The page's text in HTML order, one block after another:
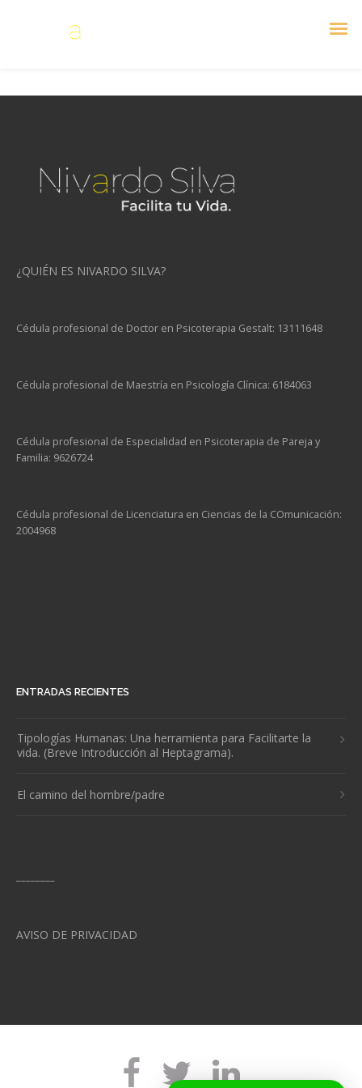
¿QUIÉN ES NIVARDO SILVA?
Cédula profesional de Doctor en Psicoterapia Gestalt: 13111648
Cédula profesional de Maestría en Psicología Clínica: 6184063
Cédula profesional de Especialidad en Psicoterapia de Pareja y
Familia: 9626724
Cédula profesional de Licenciatura en Ciencias de la COmunicación:
2004968
ENTRADAS RECIENTES
Tipologías Humanas: Una herramienta para Facilitarte la
vida. (Breve Introducción al Heptagrama).
El camino del hombre/padre
AVISO DE PRIVACIDAD